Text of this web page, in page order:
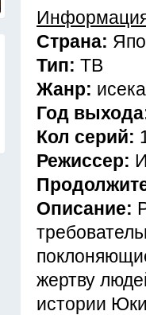
Страна:
Тип: ТВ
Жанр:
Год
Кол серий:
Режиссер:
Описание:
жертву
истории